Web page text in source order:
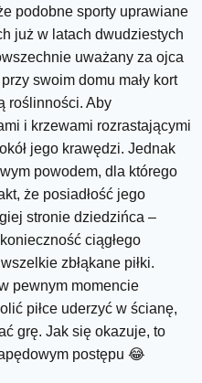
podobne sporty uprawiane
już w latach dwudziestych
uważany za ojca
swoim domu mały kort
roślinności. Aby
i krzewami rozrastającymi
jego krawędzi. Jednak
powodem, dla którego
że posiadłość jego
stronie dziedzińca –
ciągłego
zbłąkane piłki.
pewnym momencie
piłce uderzyć w ścianę,
grę. Jak się okazuje, to
postępu 😂